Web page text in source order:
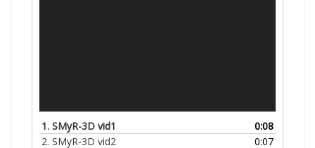
1.SMyR-3D vid1
0:08
2.SMyR-3D vid2 0:07